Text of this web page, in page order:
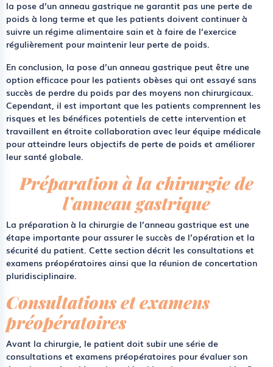
la pose d’un anneau gastrique ne garantit pas une perte de
poids à long terme et que les patients doivent continuer à
suivre un régime alimentaire sain et à faire de l’exercice
régulièrement pour maintenir leur perte de poids.
En conclusion, la pose d’un anneau gastrique peut être une
option efficace pour les patients obèses qui ont essayé sans
succès de perdre du poids par des moyens non chirurgicaux.
Cependant, il est important que les patients comprennent les
risques et les bénéfices potentiels de cette intervention et
travaillent en étroite collaboration avec leur équipe médicale
pour atteindre leurs objectifs de perte de poids et améliorer
leur santé globale.
Préparation à la chirurgie de
l’anneau gastrique
La préparation à la chirurgie de l’anneau gastrique est une
étape importante pour assurer le succès de l’opération et la
sécurité du patient. Cette section décrit les consultations et
examens préopératoires ainsi que la réunion de concertation
pluridisciplinaire.
Consultations et examens
préopératoires
Avant la chirurgie, le patient doit subir une série de
consultations et examens préopératoires pour évaluer son